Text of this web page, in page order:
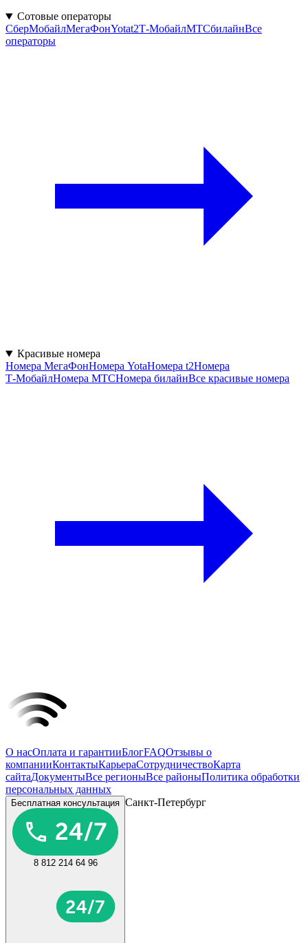
Сотовые операторы
СберМобайлМегаФонYotat2Т‑МобайлМТСбилайнВсе
операторы
Красивые номера
Номера МегаФонНомера YotaНомера t2Номера
Т‑МобайлНомера МТСНомера билайнВсе красивые номера
О насОплата и гарантииБлогFAQОтзывы о
компанииКонтактыКарьераСотрудничествоКарта
сайтаДокументыВсе регионыВсе районыПолитика обработки
персональных данных
Бесплатная консультация
8 812 214 64 96
Санкт-Петербург